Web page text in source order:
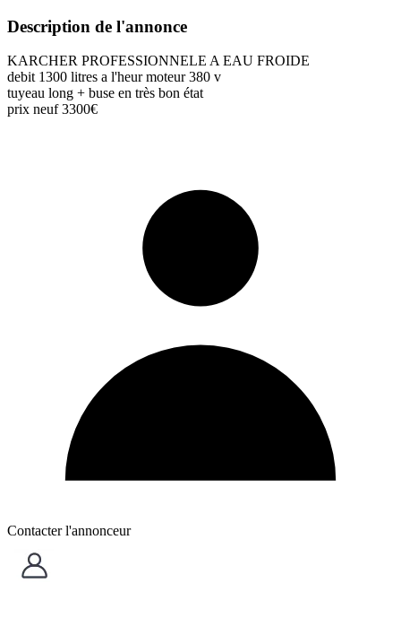
Description de l'annonce
KARCHER PROFESSIONNELE A EAU FROIDE
debit 1300 litres a l'heur moteur 380 v
tuyeau long + buse en très bon état
prix neuf 3300€
Contacter l'annonceur